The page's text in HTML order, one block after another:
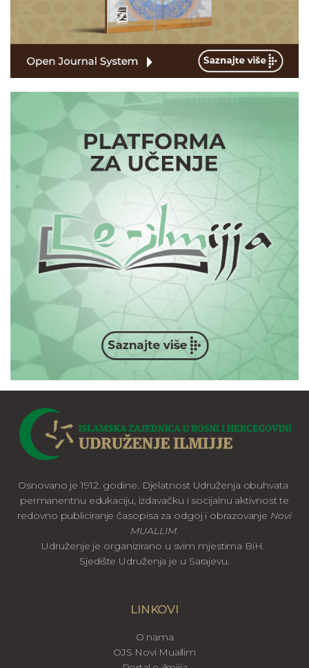
Osnovano je 1912. godine. Djelatnost Udruženja obuhvata
permanentnu edukaciju, izdavačku i socijalnu aktivnost te
redovno publiciranje časopisa za odgoj i obrazovanje Novi
MUALLIM.
Udruženje je organizirano u svim mjestima BiH.
Sjedište Udruženja je u Sarajevu.
LINKOVI
O nama
OJS Novi Muallim